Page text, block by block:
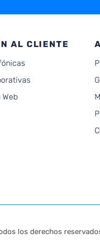
AL CLIENTE
los derechos